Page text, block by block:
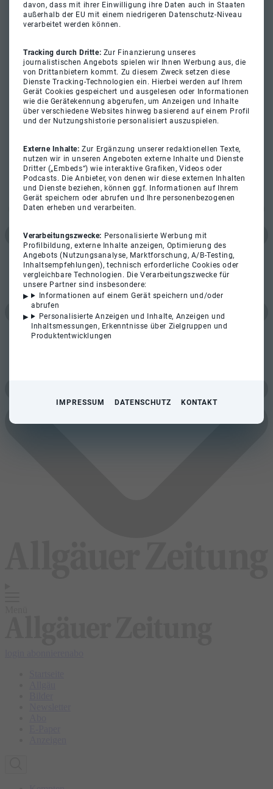
davon, dass mit ihrer Einwilligung ihre Daten auch in Staaten
außerhalb der EU mit einem niedrigeren Datenschutz-Niveau
verarbeitet werden können.
Tracking durch Dritte: Zur Finanzierung unseres
journalistischen Angebots spielen wir Ihnen Werbung aus, die
von Drittanbietern kommt. Zu diesem Zweck setzen diese
Dienste Tracking-Technologien ein. Hierbei werden auf Ihrem
Gerät Cookies gespeichert und ausgelesen oder Informationen
wie die Gerätekennung abgerufen, um Anzeigen und Inhalte
über verschiedene Websites hinweg basierend auf einem Profil
und der Nutzungshistorie personalisiert auszuspielen.
Externe Inhalte:Zur Ergänzung unserer redaktionellen Texte,
nutzen wir in unseren Angeboten externe Inhalte und Dienste
Dritter („Embeds“) wie interaktive Grafiken, Videos oder
Podcasts. Die Anbieter, von denen wir diese externen Inhalten
und Dienste beziehen, können ggf. Informationen auf Ihrem
Gerät speichern oder abrufen und Ihre personenbezogenen
Daten erheben und verarbeiten.
Verarbeitungszwecke: Personalisierte Werbung mit
Profilbildung, externe Inhalte anzeigen, Optimierung des
Angebots (Nutzungsanalyse, Marktforschung, A/B-Testing,
Inhaltsempfehlungen), technisch erforderliche Cookies oder
vergleichbare Technologien. Die Verarbeitungszwecke für
unsere Partner sind insbesondere:
Informationen auf einem Gerät speichern und/oder
abrufen
Personalisierte Anzeigen und Inhalte, Anzeigen und
Inhaltsmessungen, Erkenntnisse über Zielgruppen und
Produktentwicklungen
IMPRESSUM DATENSCHUTZ KONTAKT